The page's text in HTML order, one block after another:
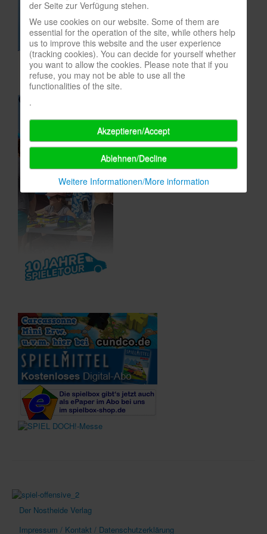
Archivierte Meldungen-News archive
Der Nostheide Verlag
Impressum / Kontakt / Datenschutzerklärung
der Seite zur Verfügung stehen.
We use cookies on our website. Some of them are
essential for the operation of the site, while others help
us to improve this website and the user experience
(tracking cookies). You can decide for yourself whether
you want to allow the cookies. Please note that if you
refuse, you may not be able to use all the
functionalities of the site.
.
Akzeptieren/Accept
Ablehnen/Decline
Weitere Informationen/More information